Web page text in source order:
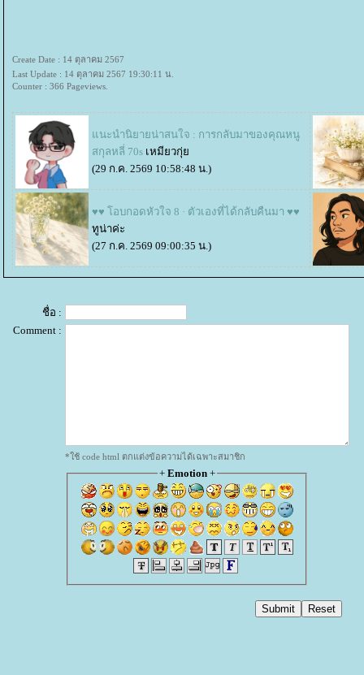
Create Date : 14 ตุลาคม 2567
Last Update : 14 ตุลาคม 2567 19:30:11 น.
Counter : 366 Pageviews.
นะนำนิยายน่าสนใจ : การกลับมาของคุณหนู
สกุลหลี่ 70s เหมียวกุ่
(29 ก.ค. 2569 10:58:48 น.)
♥♥ โอบกอดหัวใจ 8 · ตัวเองที่ได้กลับคืนมา ♥♥
ทูน่าค่ะ
(27 ก.ค. 2569 09:00:35 น.)
ชื่อ :
Comment :
*ใช้ code html ตกแต่งข้อความได้เฉพาะสมาชิก
+ Emotion+